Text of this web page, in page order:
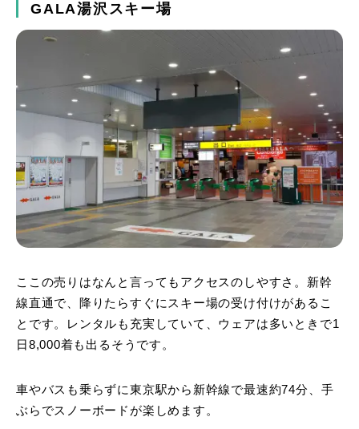
GALA湯沢スキー場
ここの売りはなんと言ってもアクセスのしやすさ。新幹
線直通で、降りたらすぐにスキー場の受け付けがあるこ
とです。レンタルも充実していて、ウェアは多いときで1
日8,000着も出るそうです。
車やバスも乗らずに東京駅から新幹線で最速約74分、手
ぶらでスノーボードが楽しめます。